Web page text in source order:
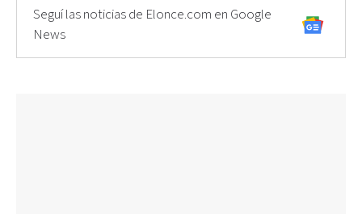
Seguí las noticias de Elonce.com en Google
News